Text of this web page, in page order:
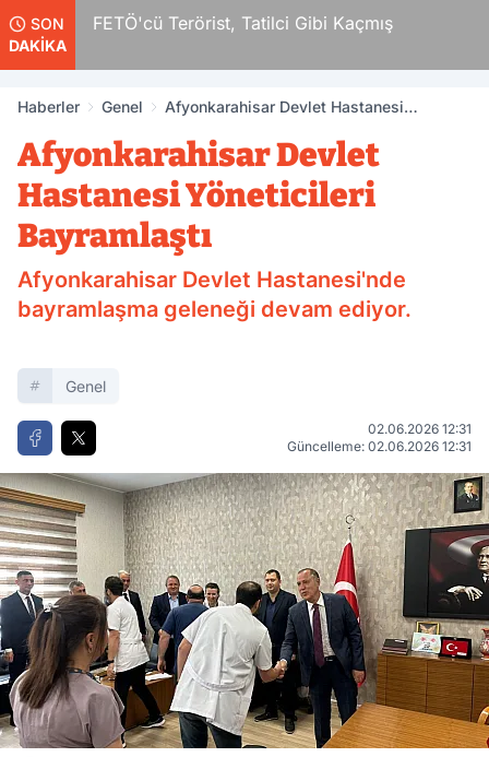
SON
DAKİKA
FETÖ'cü Terörist, Tatilci Gibi Kaçmış
Haberler Genel
Afyonkarahisar Devlet Hastanesi
Afyonkarahisar Devlet
Hastanesi Yöneticileri
Bayramlaştı
Afyonkarahisar Devlet Hastanesi'nde
bayramlaşma geleneği devam ediyor.
Genel
02.06.2026 12:31
Güncelleme: 02.06.2026 12:31